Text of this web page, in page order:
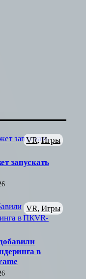
запускать
VR, Игры
в
VR, Игры